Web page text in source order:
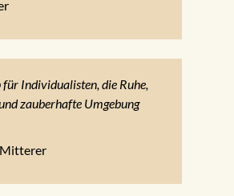
für Individualisten, die Ruhe,
zauberhafte Umgebung